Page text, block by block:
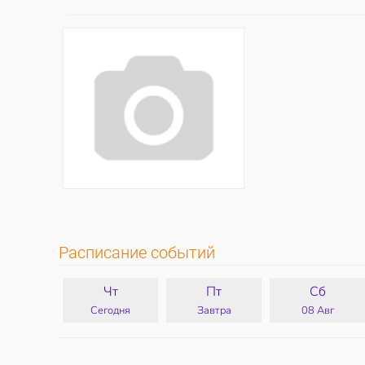
Расписание событий
Чт
Сегодня
Пт
Завтра
Сб
08 Авг